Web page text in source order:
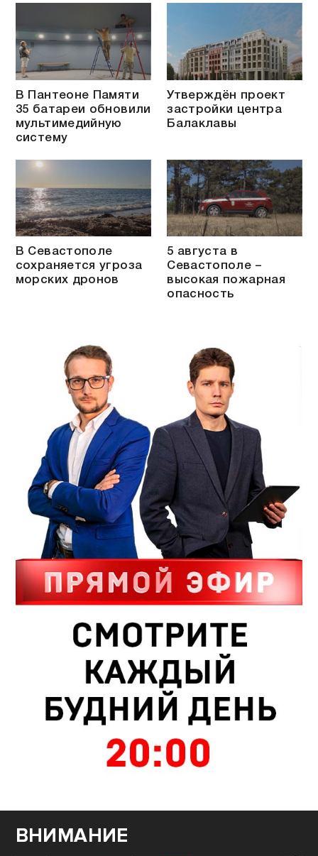
В Пантеоне Памяти
35 батареи обновили
мультимедийную
систему
Утверждён проект
застройки центра
Балаклавы
В Севастополе
сохраняется угроза
морских дронов
5 августа в
Севастополе –
высокая пожарная
опасность
ВНИМАНИЕ